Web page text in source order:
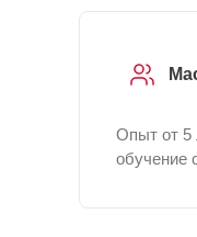
Опыт от 5
обучение